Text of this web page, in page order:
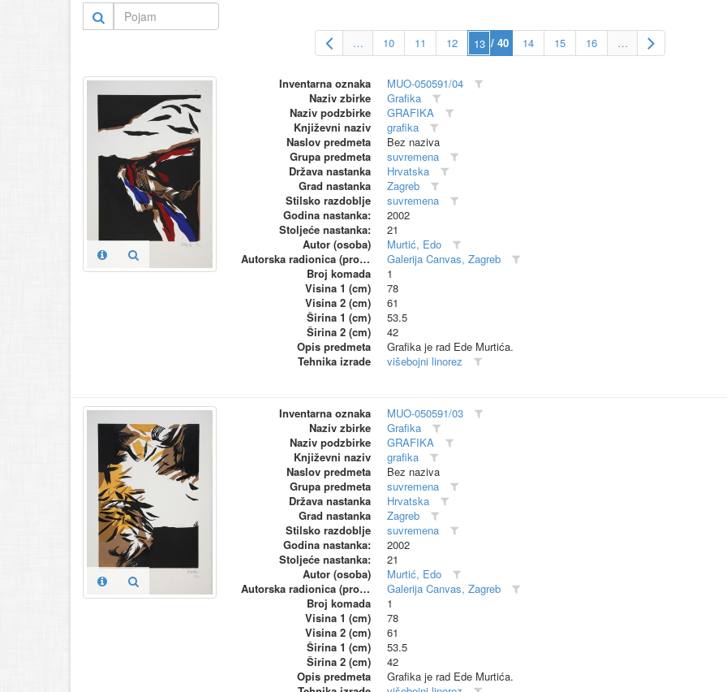
… 10 11 12 / 40 14 15 16 …
Inventarna oznaka
MUO-050591/04
Naziv zbirke
Grafika
Naziv podzbirke
GRAFIKA
Književni naziv
grafika
Naslov predmeta
Bez naziva
Grupa predmeta
suvremena
Država nastanka
Hrvatska
Grad nastanka
Zagreb
Stilsko razdoblje
suvremena
Godina nastanka:
2002
Stoljeće nastanka:
21
Autor (osoba)
Murtić, Edo
Autorska radionica (proizvođač)
Galerija Canvas, Zagreb
Broj komada
1
Visina 1 (cm)
78
Visina 2 (cm)
61
Širina 1 (cm)
53.5
Širina 2 (cm)
42
Opis predmeta
Grafika je rad Ede Murtića.
Tehnika izrade
višebojni linorez
Inventarna oznaka
MUO-050591/03
Naziv zbirke
Grafika
Naziv podzbirke
GRAFIKA
Književni naziv
grafika
Naslov predmeta
Bez naziva
Grupa predmeta
suvremena
Država nastanka
Hrvatska
Grad nastanka
Zagreb
Stilsko razdoblje
suvremena
Godina nastanka:
2002
Stoljeće nastanka:
21
Autor (osoba)
Murtić, Edo
Autorska radionica (proizvođač)
Galerija Canvas, Zagreb
Broj komada
1
Visina 1 (cm)
78
Visina 2 (cm)
61
Širina 1 (cm)
53.5
Širina 2 (cm)
42
Opis predmeta
Grafika je rad Ede Murtića.